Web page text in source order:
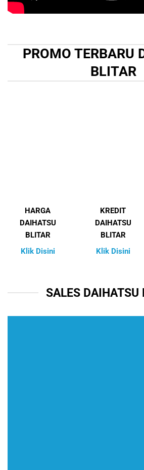
PROMO TERBARU
BLITAR
HARGA
DAIHATSU
BLITAR
Klik Disini
KREDIT
DAIHATSU
BLITAR
Klik Disini
SALES DAIHATSU